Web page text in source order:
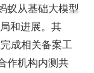
蚁从基础大模型
和进展。其
成相关备案工
作机构内测共